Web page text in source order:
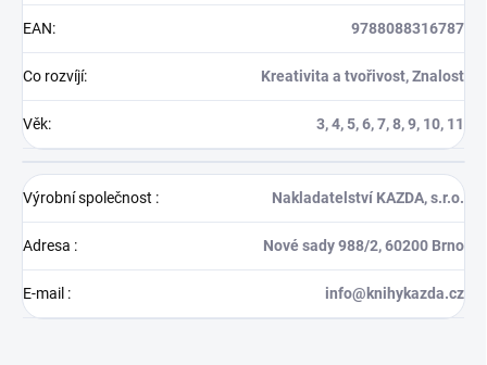
EAN: 9788088316787
Co rozvíjí: Kreativita a tvořivost, Znalost
Věk: 3, 4, 5, 6, 7, 8, 9, 10, 11
Výrobní společnost : Nakladatelství KAZDA, s.r.o.
Adresa : Nové sady 988/2, 60200 Brno
E-mail : info@knihykazda.cz